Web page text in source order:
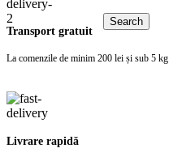
Search
Transport gratuit
La comenzile de minim 200 lei și sub 5 kg
Livrare rapidă